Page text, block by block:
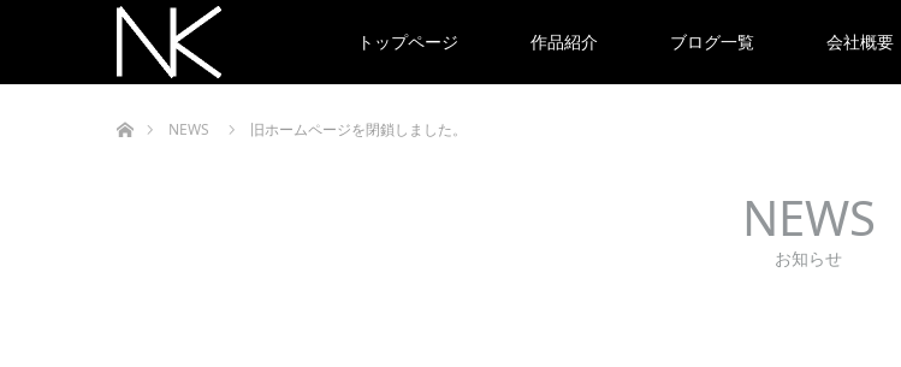
トップページ 作品紹介 ブログ一覧 会社概要
NEWS
旧ホームページを閉鎖しました。
NEWS
お知らせ